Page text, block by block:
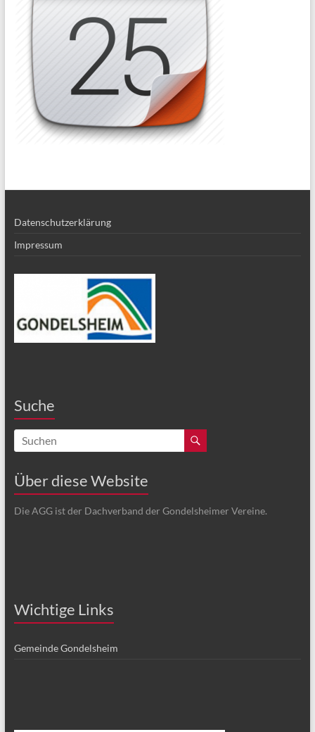
Datenschutzerklärung
Impressum
Suche
Über diese Website
Die AGG ist der Dachverband der Gondelsheimer Vereine.
Wichtige Links
Gemeinde Gondelsheim